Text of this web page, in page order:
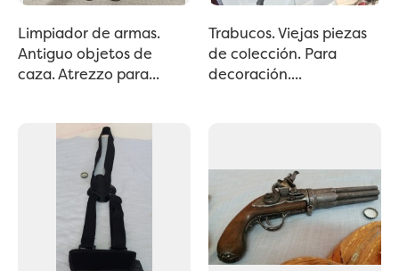
Limpiador de armas.
Antiguo objetos de
caza. Atrezzo para...
Trabucos. Viejas piezas
de colección. Para
decoración....